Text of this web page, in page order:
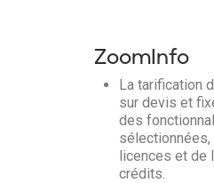
ZoomInfo
La tarification
sur devis et
des
sélectionnées,
licences et de
crédits.